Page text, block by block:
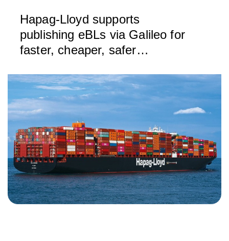
Hapag-Lloyd supports
publishing eBLs via Galileo for
faster, cheaper, safer
based on DCSA standards